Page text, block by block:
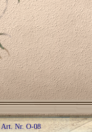
Art. Nr. O-08